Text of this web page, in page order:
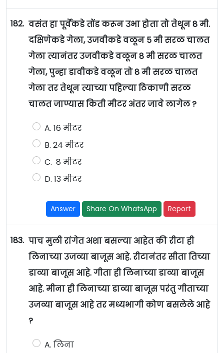
182. वसंत हा पूर्वेकडे तोंड करून उभा होता तो तेथून 8 मी.
दक्षिणेकडे गेला, उजवीकडे वळून 5 मी सरळ चालत
गेला त्यानंतर उजवीकडे वळून 8 मी सरळ चालत
गेला, पुन्हा डावीकडे वळून तो 8 मी सरळ चालत
गेला तर तेथून त्याच्या पहिल्या ठिकाणी सरळ
चालत जाण्यास किती मीटर अंतर जावे लागेल ?
A. 16 मीटर
B. 24 मीटर
C. 8 मीटर
D. 13 मीटर
Answer Share On WhatsApp Report
183. पाच मुली रांगेत अशा बसल्या आहेत की रीटा ही
लिनाच्या उजव्या बाजूस आहे. रीटानंतर सीता तिच्या
डाव्या बाजूस आहे. गीता ही लिनाच्या डाव्या बाजूस
आहे. मीना ही लिनाच्या डाव्या बाजूस परंतु गीताच्या
उजव्या बाजूस आहे तर मध्यभागी कोण बसलेले आहे
?
A. लिना